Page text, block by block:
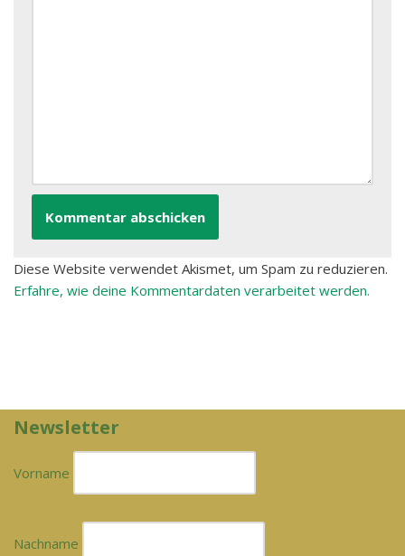
Diese Website verwendet Akismet, um Spam zu reduzieren.
Erfahre, wie deine Kommentardaten verarbeitet werden.
Newsletter
Vorname
Nachname